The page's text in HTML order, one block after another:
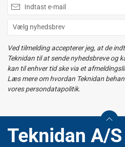
Ved tilmelding accepterer jeg, at de
Teknidan til at sende nyhedsbreve og
kan til enhver tid ske via et
Læs mere om hvordan Teknidan
vores persondatapolitik.
Teknidan A/S